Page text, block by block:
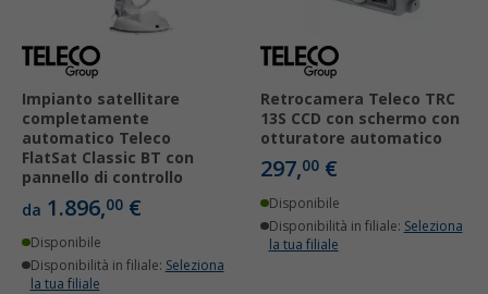
Impianto satellitare
completamente
automatico Teleco
FlatSat Classic BT con
pannello di controllo
da 1.896,00 €
Disponibile
Disponibilità in filiale: Seleziona
la tua filiale
Retrocamera Teleco TRC
13S CCD con schermo con
otturatore automatico
297,00 €
Disponibile
Disponibilità in filiale: Seleziona
la tua filiale